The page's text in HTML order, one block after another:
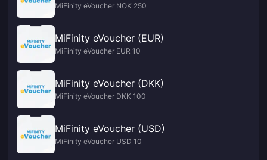
MiFinity eVoucher NOK 250
MiFinity eVoucher (EUR)
MiFinity eVoucher EUR 10
MiFinity eVoucher (DKK)
MiFinity eVoucher DKK 100
MiFinity eVoucher (USD)
MiFinity eVoucher USD 10